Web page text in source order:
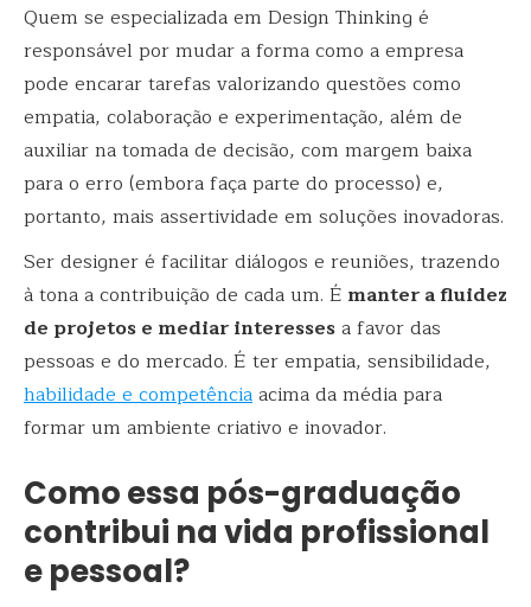
Quem se especializada em Design Thinking é
responsável por mudar a forma como a empresa
pode encarar tarefas valorizando questões como
empatia, colaboração e experimentação, além de
auxiliar na tomada de decisão, com margem baixa
para o erro (embora faça parte do processo) e,
portanto, mais assertividade em soluções inovadoras.
Ser designer é facilitar diálogos e reuniões, trazendo
à tona a contribuição de cada um. É manter a fluidez
de projetos e mediar interessesa favor das
pessoas e do mercado. É ter empatia, sensibilidade,
habilidade e competênciaacima da média para
formar um ambiente criativo e inovador.
Como essa pós-graduação
contribui na vida profissional
e pessoal?